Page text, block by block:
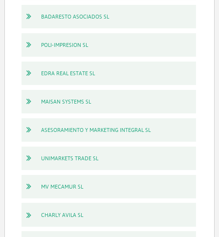
BADARESTO ASOCIADOS SL
POLI-IMPRESION SL
EDRA REAL ESTATE SL
MAISAN SYSTEMS SL
ASESORAMIENTO Y MARKETING INTEGRAL SL
UNIMARKETS TRADE SL
MV MECAMUR SL
CHARLY AVILA SL